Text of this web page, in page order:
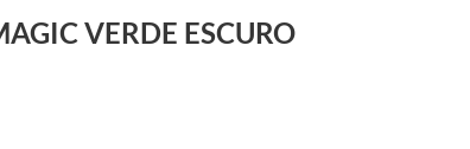
VERDE ESCURO